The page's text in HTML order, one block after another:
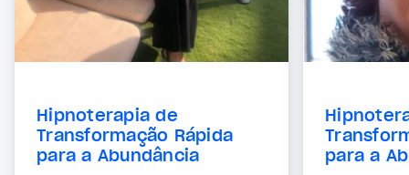
Hipnoterapia de
Transformação Rápida
para a Abundância
para a